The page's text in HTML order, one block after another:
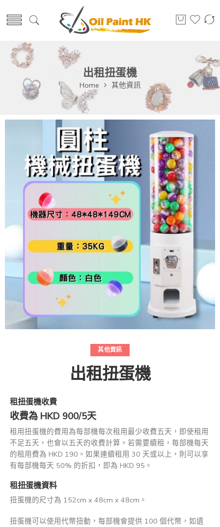
出租扭蛋機
Home 其他資訊
其他資訊
出租扭蛋機
租扭蛋機收費
收費為 HKD 900/5天
租用扭蛋機的費用為每部機每次租用最少收費五天，即使租用
不足五天，也會以五天的收費計算。若需要續租，每部機每天
的租用費為 HKD 190。如果連續租用 30 天或以上，則可以享
有每部機每天 50% 的折扣，即為 HKD 95。
租扭蛋機資料
扭蛋機的尺寸為 152cm x 48cm x 48cm。
扭蛋機可以使用代幣扭動，每部機會提供 100 個代幣，如遺